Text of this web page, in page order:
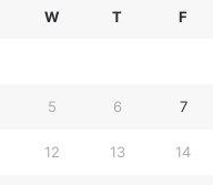
W T F
5 6 7
12 13 14